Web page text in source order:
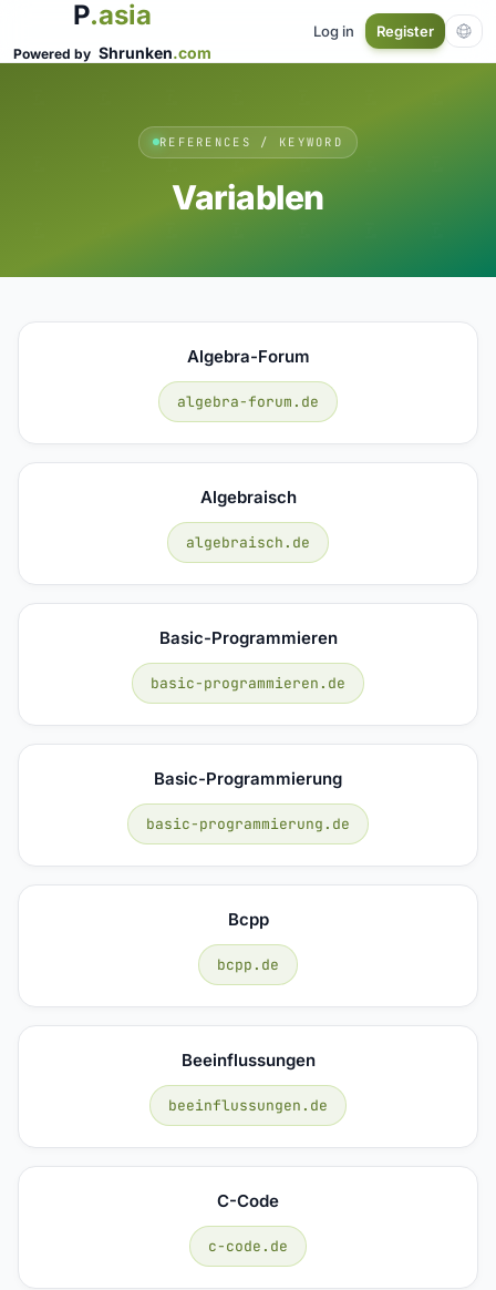
P.asia
Powered by Shrunken.com
Log in Register
REFERENCES / KEYWORD
Variablen
Algebra-Forum
algebra-forum.de
Algebraisch
algebraisch.de
Basic-Programmieren
basic-programmieren.de
Basic-Programmierung
basic-programmierung.de
Bcpp
bcpp.de
Beeinflussungen
beeinflussungen.de
C-Code
c-code.de